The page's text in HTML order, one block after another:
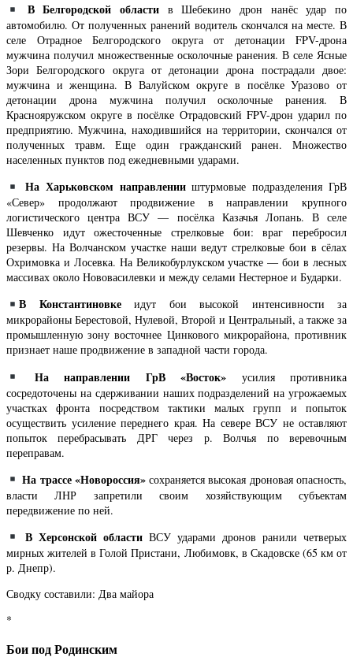
В Белгородской области в Шебекино дрон нанёс удар по
автомобилю. От полученных ранений водитель скончался на месте. В
селе Отрадное Белгородского округа от детонации FPV-дрона
мужчина получил множественные осколочные ранения. В селе Ясные
Зори Белгородского округа от детонации дрона пострадали двое:
мужчина и женщина. В Валуйском округе в посёлке Уразово от
детонации дрона мужчина получил осколочные ранения. В
Краснояружском округе в посёлке Отрадовский FPV-дрон ударил по
предприятию. Мужчина, находившийся на территории, скончался от
полученных травм. Еще один гражданский ранен. Множество
населенных пунктов под ежедневными ударами.
На Харьковском направленииштурмовые подразделения ГрВ
«Север» продолжают продвижение в направлении крупного
логистического центра ВСУ — посёлка Казачья Лопань. В селе
Шевченко идут ожесточенные стрелковые бои: враг перебросил
резервы. На Волчанском участке наши ведут стрелковые бои в сёлах
Охримовка и Лосевка. На Великобурлукском участке — бои в лесных
массивах около Нововасилевки и между селами Нестерное и Бударки.
В Константиновкеидут бои высокой интенсивности за
микрорайоны Берестовой, Нулевой, Второй и Центральный, а также за
промышленную зону восточнее Цинкового микрорайона, противник
признает наше продвижение в западной части города.
На направлении ГрВ «Восток» усилия противника
сосредоточены на сдерживании наших подразделений на угрожаемых
участках фронта посредством тактики малых групп и попыток
осуществить усиление переднего края. На севере ВСУ не оставляют
попыток перебрасывать ДРГ через р. Волчья по веревочным
переправам.
На трассе «Новороссия»сохраняется высокая дроновая опасность,
власти ЛНР запретили своим хозяйствующим субъектам
передвижение по ней.
В Херсонской области ВСУ ударами дронов ранили четверых
мирных жителей в Голой Пристани, Любимовк, в Скадовске (65 км от
р. Днепр).
Сводку составили: Два майора
*
Бои под Родинским